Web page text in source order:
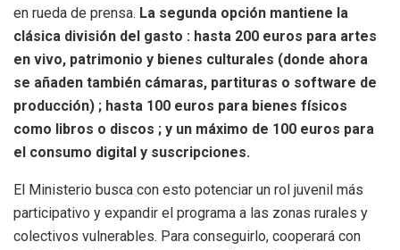
en rueda de prensa. La segunda opción mantiene la
clásica división del gasto : hasta 200 euros para artes
en vivo, patrimonio y bienes culturales (donde ahora
se añaden también cámaras, partituras o software de
producción) ; hasta 100 euros para bienes físicos
como libros o discos ; y un máximo de 100 euros para
el consumo digital y suscripciones.
El Ministerio busca con esto potenciar un rol juvenil más
participativo y expandir el programa a las zonas rurales y
colectivos vulnerables. Para conseguirlo, cooperará con